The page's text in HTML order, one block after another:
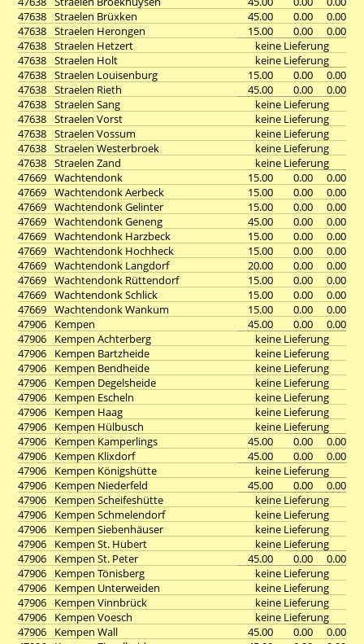
47638 Straelen Brüxken 45.00 0.00
0.00
47638 Straelen Herongen 15.00 0.00
0.00
47638 Straelen Hetzert
keine Lieferung
47638 Straelen Holt
keine Lieferung
47638 Straelen Louisenburg 15.00 0.00
0.00
47638 Straelen Rieth 45.00 0.00
0.00
47638 Straelen Sang
keine Lieferung
47638 Straelen Vorst
keine Lieferung
47638 Straelen Vossum
keine Lieferung
47638 Straelen Westerbroek
keine Lieferung
47638 Straelen Zand
keine Lieferung
47669 Wachtendonk 15.00 0.00
0.00
47669 Wachtendonk Aerbeck 15.00 0.00
0.00
47669 Wachtendonk Gelinter 15.00 0.00
0.00
47669 Wachtendonk Geneng 45.00 0.00
0.00
47669 Wachtendonk Harzbeck 15.00 0.00
0.00
47669 Wachtendonk Hochheck 15.00 0.00
0.00
47669 Wachtendonk Langdorf 20.00 0.00
0.00
47669 Wachtendonk Rüttendorf 15.00 0.00
0.00
47669 Wachtendonk Schlick 15.00 0.00
0.00
47669 Wachtendonk Wankum 15.00 0.00
0.00
47906
Kempen 45.00 0.00
0.00
47906
Kempen Achterberg
keine Lieferung
47906
Kempen Bartzheide
keine Lieferung
47906
Kempen Bendheide
keine Lieferung
47906
Kempen Degelsheide
keine Lieferung
47906
Kempen Escheln
keine Lieferung
47906
Kempen Haag
keine Lieferung
47906
Kempen Hülbusch
keine Lieferung
47906
Kempen Kamperlings 45.00 0.00
0.00
47906
Kempen Klixdorf 45.00 0.00
0.00
47906
Kempen Königshütte
keine Lieferung
47906
Kempen Niederfeld 45.00 0.00
0.00
47906
Kempen Scheifeshütte
keine Lieferung
47906
Kempen Schmelendorf
keine Lieferung
47906
Kempen Siebenhäuser
keine Lieferung
47906
Kempen St. Hubert
keine Lieferung
47906
Kempen St. Peter 45.00 0.00
0.00
47906
Kempen Tönisberg
keine Lieferung
47906
Kempen Unterweiden
keine Lieferung
47906
Kempen Vinnbrück
keine Lieferung
47906
Kempen Voesch
keine Lieferung
47906
Kempen Wall 45.00 0.00
0.00